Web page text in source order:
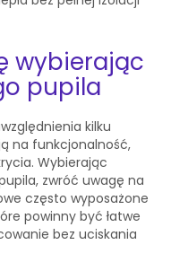
wybierając
pupila
kilku
na funkcjonalność,
Wybierając
zwróć uwagę na
często wyposażone
powinny być łatwe
bez uciskania